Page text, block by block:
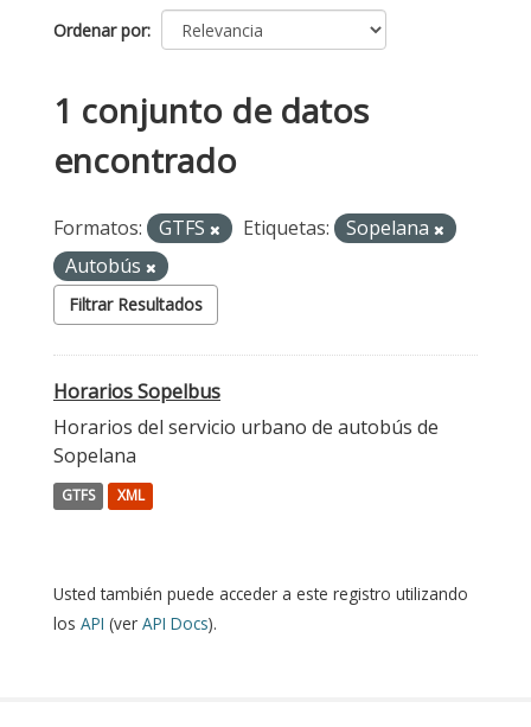
Ordenar por
1 conjunto de datos
encontrado
Formatos: GTFS Etiquetas:
Sopelana
Autobús
Filtrar Resultados
Horarios Sopelbus
Horarios del servicio urbano de autobús de
Sopelana
GTFS XML
Usted también puede acceder a este registro utilizando
los API (ver API Docs).